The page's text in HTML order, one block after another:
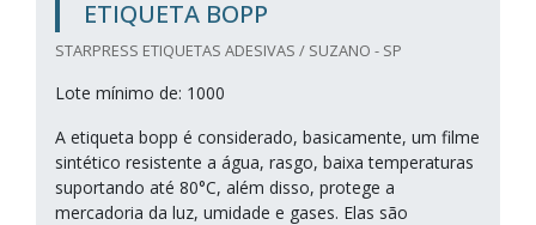
ETIQUETA BOPP
STARPRESS ETIQUETAS ADESIVAS / SUZANO - SP
Lote mínimo de: 1000
A etiqueta bopp é considerado, basicamente, um filme
sintético resistente a água, rasgo, baixa temperaturas
suportando até 80°C, além disso, protege a
mercadoria da luz, umidade e gases. Elas são